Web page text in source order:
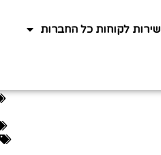
שירות לקוחות כל החברות